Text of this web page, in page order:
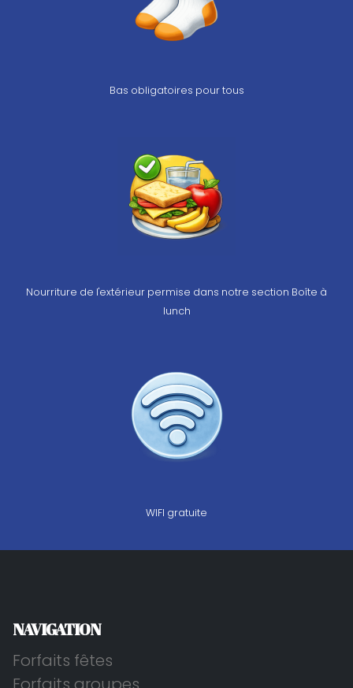
Bas obligatoires pour tous
Nourriture de l'extérieur permise dans notre section Boîte à
lunch
WIFI gratuite
NAVIGATION
Forfaits fêtes